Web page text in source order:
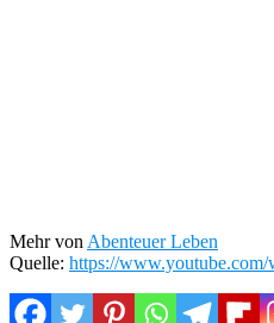
Mehr von Abenteuer Leben
Quelle: https://